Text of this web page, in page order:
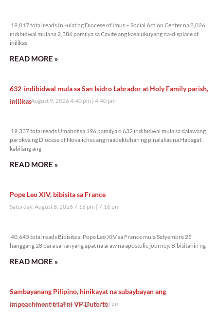
19,017 total reads Ini-ulat ng Diocese of Imus – Social Action Center na 8,026
indibidwal mula sa 2,386 pamilya sa Cavite ang kasalukuyang na-displace at
inilikas
READ MORE »
632-indibidwal mula sa San Isidro Labrador at Holy Family parish,
inilikas
Sunday, August 9, 2026 4:40 pm 4:40 pm
19,337 total reads Umabot sa 196 pamilya o 632 indibidwal mula sa dalawang
parokya ng Diocese of Novaliches ang naapektuhan ng pinalakas na Habagat,
kabilang ang
READ MORE »
Pope Leo XIV, bibisita sa France
Saturday, August 8, 2026 7:16 pm 7:16 pm
40,645 total reads Bibisita si Pope Leo XIV sa France mula Setyembre 25
hanggang 28 para sa kanyang apat na araw na apostolic journey. Bibisitahin ng
READ MORE »
Sambayanang Pilipino, hinikayat na subaybayan ang
impeachment trial ni VP Duterte
Saturday, August 8, 2026 7:10 pm 7:10 pm